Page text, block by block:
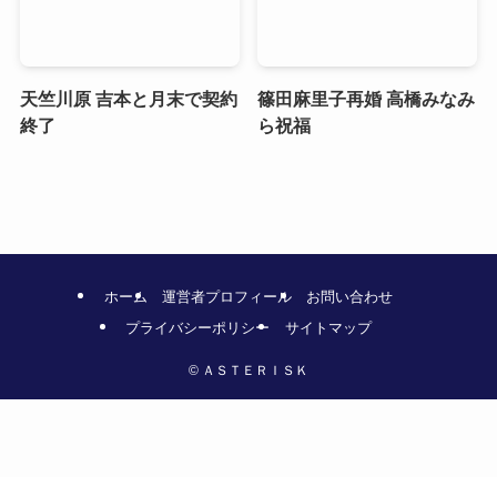
天竺川原 吉本と月末で契約
終了
篠田麻里子再婚 高橋みなみ
ら祝福
ホーム 運営者プロフィール
お問い合わせ
プライバシーポリシー
サイトマップ
© ＡＳＴＥＲＩＳＫ